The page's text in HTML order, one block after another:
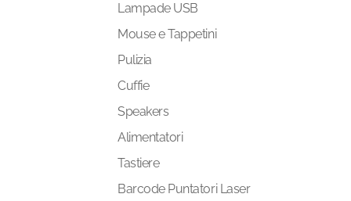
Lampade USB
Mouse e Tappetini
Pulizia
Cuffie
Speakers
Alimentatori
Tastiere
Barcode Puntatori Laser